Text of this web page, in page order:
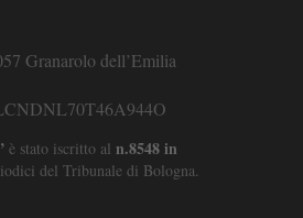
Granarolo dell’Emilia
è stato iscritto al n.8548 in
del Tribunale di Bologna.